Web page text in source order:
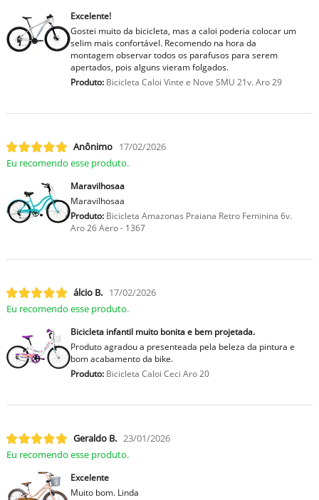
Excelente!
Gostei muito da bicicleta, mas a caloi poderia colocar um
selim mais confortável. Recomendo na hora da
montagem observar todos os parafusos para serem
apertados, pois alguns vieram folgados.
Produto:Bicicleta Caloi Vinte e Nove SMU 21v. Aro 29
Anônimo 17/02/2026
Eu recomendo esse produto.
Maravilhosaa
Maravilhosaa
Produto:Bicicleta Amazonas Praiana Retro Feminina 6v.
Aro 26 Aero - 1367
lcio B. 17/02/2026
Eu recomendo esse produto.
Bicicleta infantil muito bonita e bem projetada.
Produto agradou a presenteada pela beleza da pintura e
bom acabamento da bike.
Produto:Bicicleta Caloi Ceci Aro 20
Geraldo B. 23/01/2026
Eu recomendo esse produto.
Excelente
Muito bom. Linda